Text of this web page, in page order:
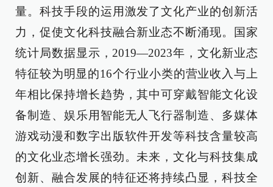
量。科技手段的运用激发了文化产业的创新活
力，促使文化科技融合新业态不断涌现。国家
统计局数据显示，2019—2023年，文化新业态
特征较为明显的16个行业小类的营业收入与上
年相比保持增长趋势，其中可穿戴智能文化设
备制造、娱乐用智能无人飞行器制造、多媒体
游戏动漫和数字出版软件开发等科技含量较高
的文化业态增长强劲。未来，文化与科技集成
创新、融合发展的特征还将持续凸显，科技全